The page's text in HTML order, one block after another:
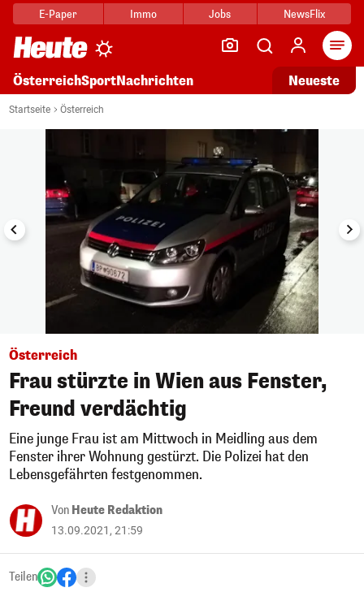
E-Paper Immo Jobs NewsFlix
ÖsterreichSportNachrichten Neueste
Startseite Österreich
1/6
Österreich
Frau stürzte in Wien aus Fenster,
Freund verdächtig
Eine junge Frau ist am Mittwoch in Meidling aus dem
Fenster ihrer Wohnung gestürzt. Die Polizei hat den
Lebensgefährten festgenommen.
Von Heute Redaktion
13.09.2021, 21:59
Teilen